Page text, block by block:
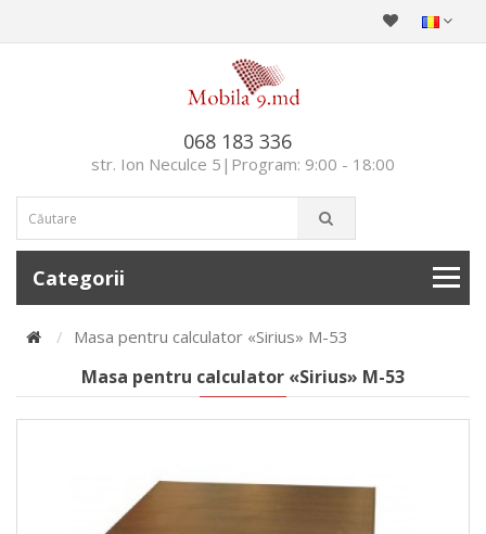
068 183 336
str. Ion Neculce 5|Program: 9:00 - 18:00
Categorii
Masa pentru calculator «Sirius» M-53
Masa pentru calculator «Sirius» M-53